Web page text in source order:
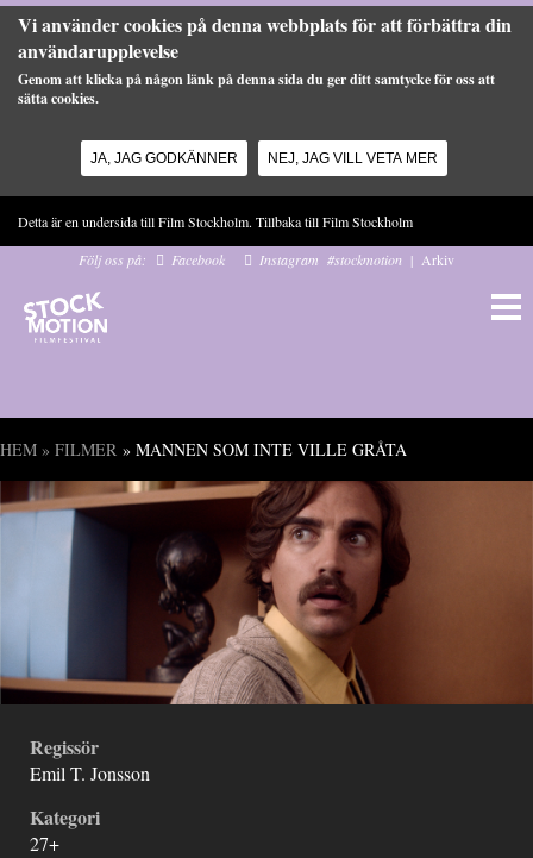
Vi använder cookies på denna webbplats för att förbättra din
användarupplevelse
Genom att klicka på någon länk på denna sida du ger ditt samtycke för oss att
sätta cookies.
JA, JAG GODKÄNNER NEJ, JAG VILL VETA MER
Detta är en undersida till Film Stockholm. Tillbaka tillFilm Stockholm
Följ oss på:
Facebook Instagram #stockmotion | Arkiv
Du är här
HEM » FILMER » MANNEN SOM INTE VILLE GRÅTA
Regissör
Emil T. Jonsson
Kategori
27+